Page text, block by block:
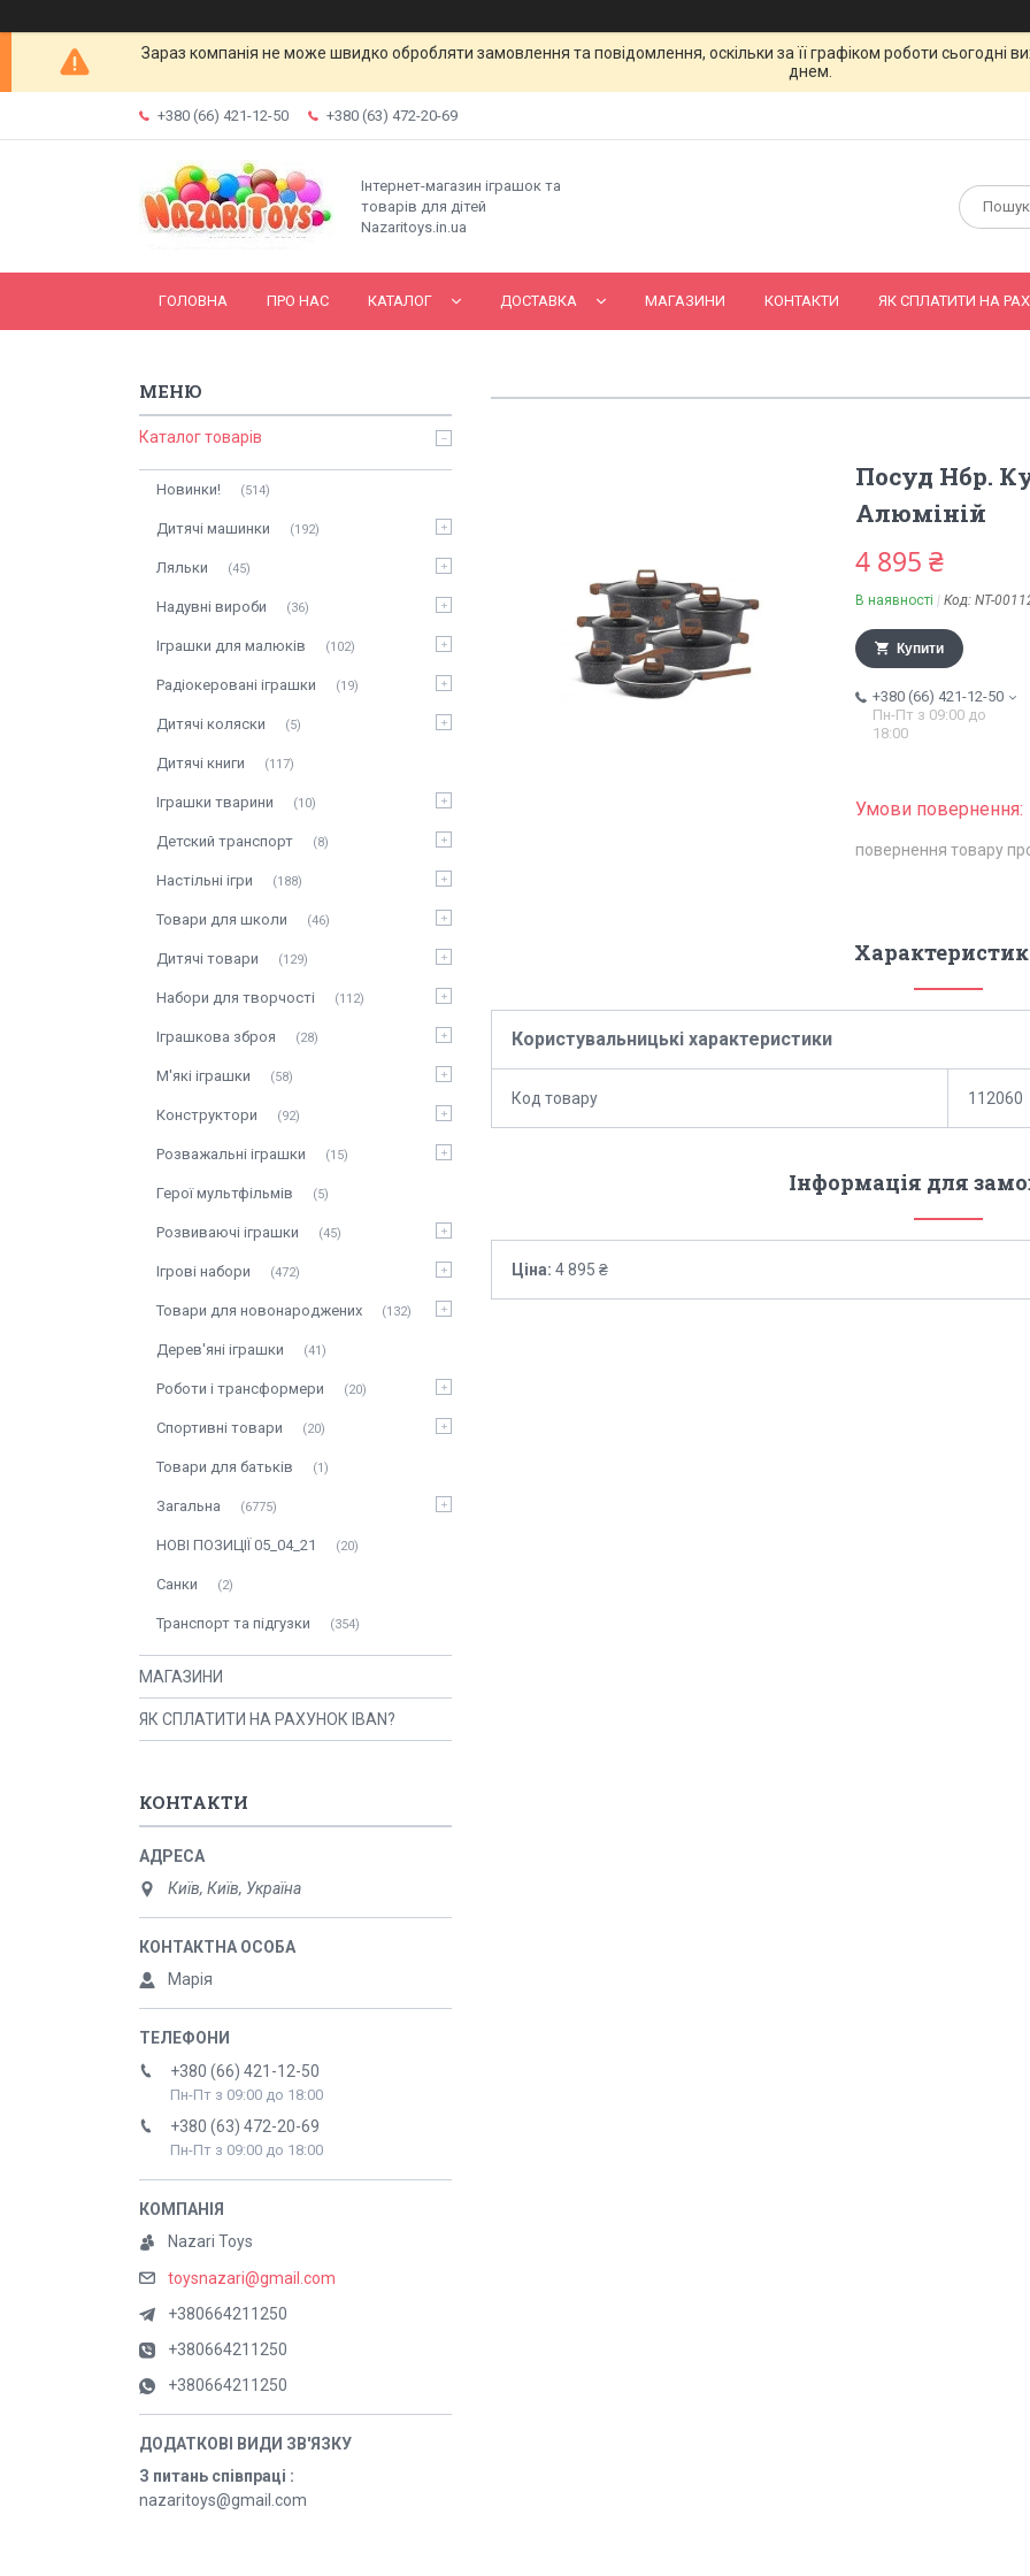
Зараз компанія не може швидко обробляти замовлення та повідомлення, оскільки за її графіком роботи
днем.
+380 (66) 421-12-50 +380 (63) 472-20-69
Інтернет-магазин іграшок та
товарів для дітей
Nazaritoys.in.ua
ГОЛОВНА ПРО НАС КАТАЛОГ ДОСТАВКА МАГАЗИНИ КОНТАКТИ ЯК СПЛАТИТИ НА
Посуд Нбр.
Алюміній
4 895 ₴
В наявності Код: NT-
Купити
+380 (66) 421-12-50
Пн-Пт з 09:00 до
18:00
повернення товару
Користувальницькі характеристики
Код товару 112060
Інформація для
Ціна: 4 895 ₴
Каталог товарів
Новинки! 514
Дитячі машинки 192
Ляльки 45
Надувні вироби 36
Іграшки для малюків 102
Радіокеровані іграшки 19
Дитячі коляски 5
Дитячі книги 117
Іграшки тварини 10
Детский транспорт 8
Настільні ігри 188
Товари для школи 46
Дитячі товари 129
Набори для творчості 112
Іграшкова зброя 28
М'які іграшки 58
Конструктори 92
Розважальні іграшки 15
Герої мультфільмів 5
Розвиваючі іграшки 45
Ігрові набори 472
Товари для новонароджених 132
Дерев'яні іграшки 41
Роботи і трансформери 20
Спортивні товари 20
Товари для батьків 1
Загальна 6775
НОВІ ПОЗИЦІЇ 05_04_21 20
Санки 2
Транспорт та підгузки 354
МАГАЗИНИ
ЯК СПЛАТИТИ НА РАХУНОК IBAN?
КОНТАКТИ
Київ, Київ, Україна
Марія
+380 (66) 421-12-50
Пн-Пт з 09:00 до 18:00
+380 (63) 472-20-69
Пн-Пт з 09:00 до 18:00
Nazari Toys
toysnazari@gmail.com
+380664211250
+380664211250
+380664211250
З питань співпраці
nazaritoys@gmail.com